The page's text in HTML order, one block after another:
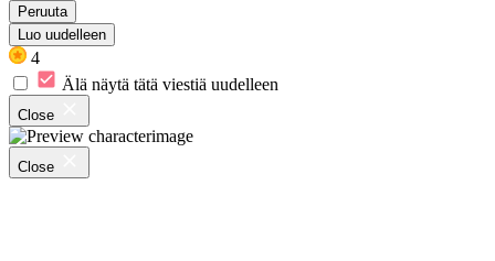
Peruuta
Luo uudelleen
4
Älä näytä tätä viestiä uudelleen
Close
Close